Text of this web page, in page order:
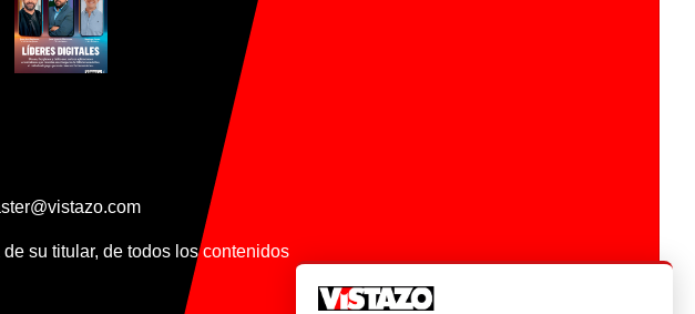
su titular, de todos los contenidos